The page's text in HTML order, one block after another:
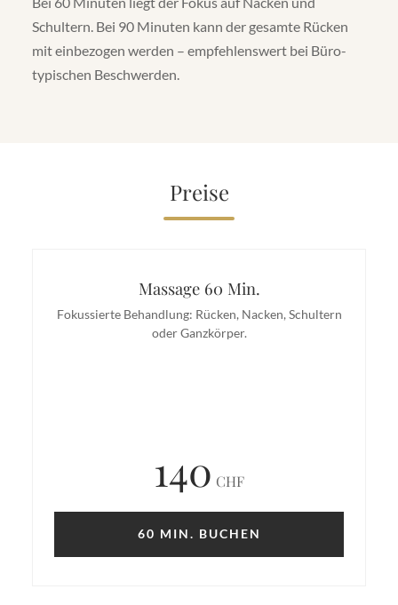
Schultern. Bei 90 Minuten kann der gesamte Rücken
mit einbezogen werden – empfehlenswert bei Büro-
typischen Beschwerden.
Preise
Massage 60 Min.
Fokussierte Behandlung: Rücken, Nacken, Schultern
oder Ganzkörper.
140 CHF
60 MIN. BUCHEN